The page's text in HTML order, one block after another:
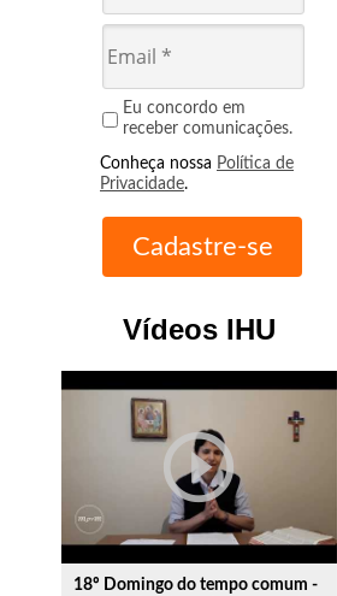
Eu concordo em
receber comunicações.
Conheça nossa Política de
Privacidade.
Vídeos IHU
play_circle_outline
18º Domingo do tempo comum -